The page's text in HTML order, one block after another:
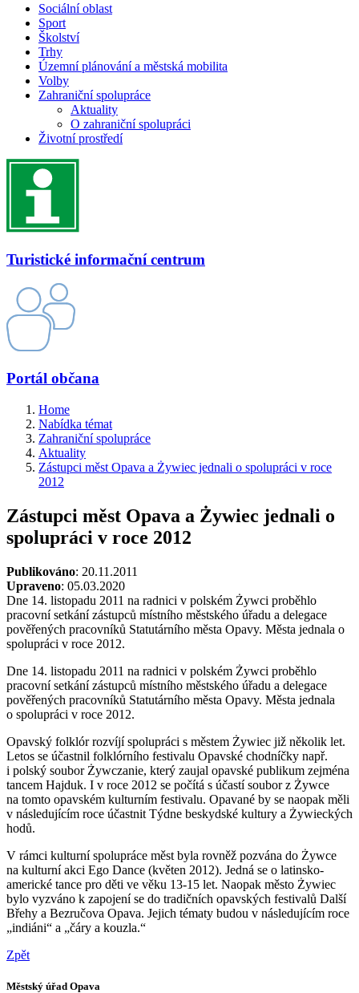
Sociální oblast
Sport
Školství
Trhy
Územní plánování a městská mobilita
Volby
Zahraniční spolupráce
Aktuality
O zahraniční spolupráci
Životní prostředí
Turistické informační centrum
Portál občana
Home
Nabídka témat
Zahraniční spolupráce
Aktuality
Zástupci měst Opava a Żywiec jednali o spolupráci v roce
2012
Zástupci měst Opava a Żywiec jednali o
spolupráci v roce 2012
Publikováno: 20.11.2011
Upraveno: 05.03.2020
Dne 14. listopadu 2011 na radnici v polském Żywci proběhlo
pracovní setkání zástupců místního městského úřadu a delegace
pověřených pracovníků Statutárního města Opavy. Města jednala o
spolupráci v roce 2012.
Dne 14. listopadu 2011 na radnici v polském Żywci proběhlo
pracovní setkání zástupců místního městského úřadu a delegace
pověřených pracovníků Statutárního města Opavy. Města jednala
o spolupráci v roce 2012.
Opavský folklór rozvíjí spolupráci s městem Żywiec již několik let.
Letos se účastnil folklórního festivalu Opavské chodníčky např.
i polský soubor Żywczanie, který zaujal opavské publikum zejména
tancem Hajduk. I v roce 2012 se počítá s účastí soubor z Żywce
na tomto opavském kulturním festivalu. Opavané by se naopak měli
v následujícím roce účastnit Týdne beskydské kultury a Żywieckých
hodů.
V rámci kulturní spolupráce měst byla rovněž pozvána do Żywce
na kulturní akci Ego Dance (květen 2012). Jedná se o latinsko-
americké tance pro děti ve věku 13-15 let. Naopak město Żywiec
bylo vyzváno k zapojení se do tradičních opavských festivalů Další
Břehy a Bezručova Opava. Jejich tématy budou v následujícím roce
„indiáni“ a „čáry a kouzla.“
Zpět
Městský úřad Opava